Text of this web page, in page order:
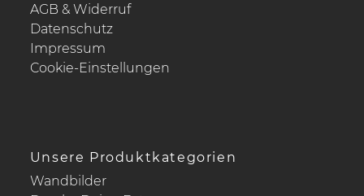
AGB & Widerruf
Datenschutz
Impressum
Cookie-Einstellungen
Unsere Produktkategorien
Wandbilder